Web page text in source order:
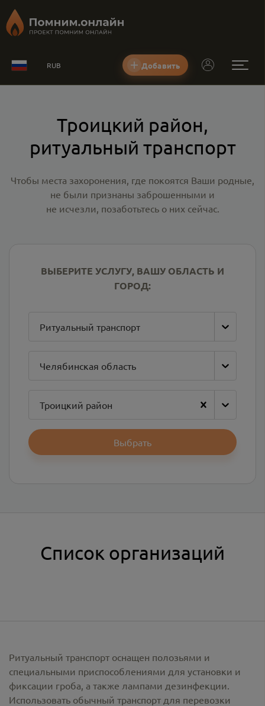
RUB Добавить
Троицкий район,
ритуальный транспорт
Чтобы места захоронения, где покоятся Ваши родные,
не были признаны заброшенными и
не исчезли, позаботьтесь о них сейчас.
ВЫБЕРИТЕ УСЛУГУ, ВАШУ ОБЛАСТЬ И
ГОРОД:
Ритуальный транспорт
Челябинская область
Троицкий район
Выбрать
Список организаций
Ритуальный транспорт оснащен полозьями и
специальными приспособлениями для установки и
фиксации гроба, а также лампами дезинфекции.
Использовать обычный транспорт для перевозки